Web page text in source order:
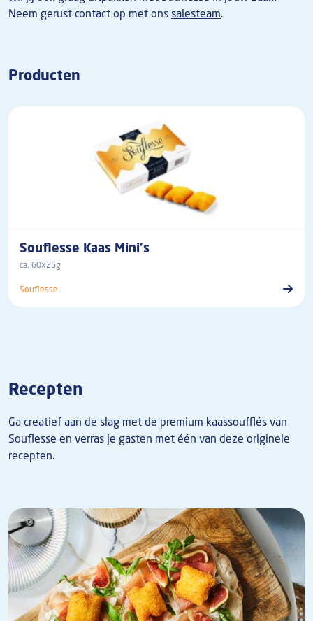
Neem gerust contact op met onssalesteam.
Producten
Souflesse Kaas Mini's
ca. 60x25g
Souflesse
Recepten
Ga creatief aan de slag met de premium kaassoufflés van
Souflesse en verras je gasten met één van deze originele
recepten.